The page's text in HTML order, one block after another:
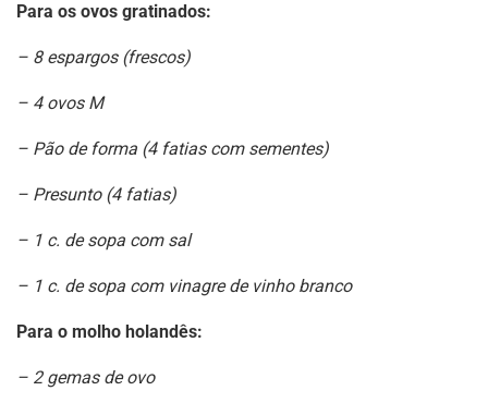
Para os ovos gratinados:
– 8 espargos (frescos)
– 4 ovos M
– Pão de forma (4 fatias com sementes)
– Presunto (4 fatias)
– 1 c. de sopa com sal
– 1 c. de sopa com vinagre de vinho branco
Para o molho holandês:
– 2 gemas de ovo